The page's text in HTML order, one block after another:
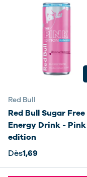
Red Bull
Red Bull Sugar Free
Energy Drink - Pink
edition
Dès1,69